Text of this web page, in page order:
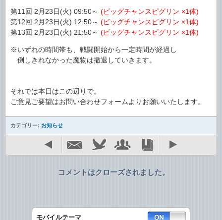
第11回 2月23日(火) 09:50～ (ビッグチャンスピグリン ×1体)
第12回 2月23日(火) 12:50～ (ビッグチャンスピグリン ×1体)
第13回 2月23日(火) 21:50～ (ビッグチャンスピグリン ×1体)
※いずれの時間帯も、戦闘開始から一定時間が経過し
倒しきれなかった魔物は撤退していきます。
それでは本日はこの辺りで。
ご意見ご要望はお問い合わせフォームよりお願いいたします。
カテゴリー: お知らせ
コメントはクローズされました。
モバイルテーマ